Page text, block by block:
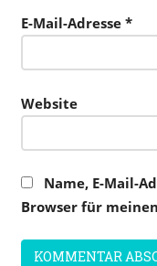
E-Mail-Adresse *
Website
Name, E-Mail-
Browser für